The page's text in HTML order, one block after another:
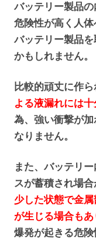
バッテリー製品の
危険性が高く人
バッテリー製品
かもしれません。
比較的頑丈に作ら
よる液漏れには十
為、強い衝撃が
なりません。
また、バッテリ
スが蓄積され場合
少した状態で金
が生じる場合もあ
爆発が起きる危険